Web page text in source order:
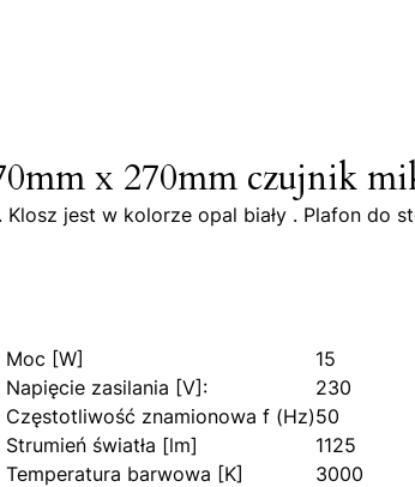
x 270mm czujnik
jest w kolorze opal biały . Plafon do
Moc [W]
15
Napięcie zasilania [V]:
230
Częstotliwość znamionowa f (Hz)50
Strumień światła [lm]
1125
Temperatura barwowa [K]
3000